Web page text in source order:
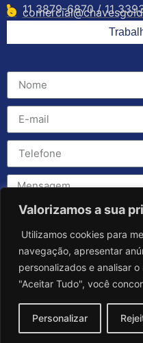
Valorizamos a sua
Utilizamos cookies para
navegação, apresentar
personalizados e analisar
"Aceitar Tudo", você
Personalizar
11 3879-6870 / 11